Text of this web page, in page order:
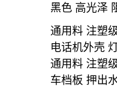
黑色 高光泽
通用料 注塑
电话机外壳
通用料 注塑
车档板 押出